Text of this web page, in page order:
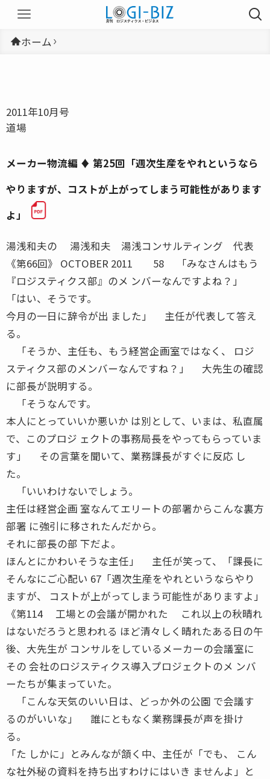
ホーム
2011年10月号
道場
メーカー物流編 ♦ 第25回「週次生産をやれというなら
やりますが、コストが上がってしまう可能性があります
よ」
湯浅和夫の 湯浅和夫 湯浅コンサルティング 代表
《第66回》 OCTOBER 2011 58 「みなさんはもう
『ロジスティクス部』のメ ンバーなんですよね？」
「はい、そうです。
今月の一日に辞令が出 ました」 主任が代表して答え
る。
「そうか、主任も、もう経営企画室ではなく、 ロジ
スティクス部のメンバーなんですね？」 大先生の確認
に部長が説明する。
「そうなんです。
本人にとっていいか悪いか は別として、いまは、私直属
で、このプロジ ェクトの事務局長をやってもらっていま
す」 その言葉を聞いて、業務課長がすぐに反応 し
た。
「いいわけないでしょう。
主任は経営企画 室なんてエリートの部署からこんな裏方
部署 に強引に移されたんだから。
それに部長の部 下だよ。
ほんとにかわいそうな主任」 主任が笑って、「課長に
そんなにご心配い 67「週次生産をやれというならやり
ますが、 コストが上がってしまう可能性がありますよ」
《第114 工場との会議が開かれた これ以上の秋晴れ
はないだろうと思われる ほど清々しく晴れたある日の午
後、大先生が コンサルをしているメーカーの会議室に
その 会社のロジスティクス導入プロジェクトのメ ンバ
ーたちが集まっていた。
「こんな天気のいい日は、どっか外の公園 で会議す
るのがいいな」 誰にともなく業務課長が声を掛け
る。
「た しかに」とみんなが頷く中、主任が「でも、 こん
な社外秘の資料を持ち出すわけにはいき ませんよ」と